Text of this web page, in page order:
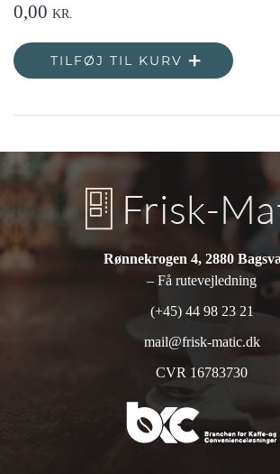
0,00 KR.
TILFØJ TIL KURV
Rønnekrogen 4, 2880
– Få rutevejledning
(+45) 44 98 23 21
mail@frisk-matic.dk
CVR 16783730